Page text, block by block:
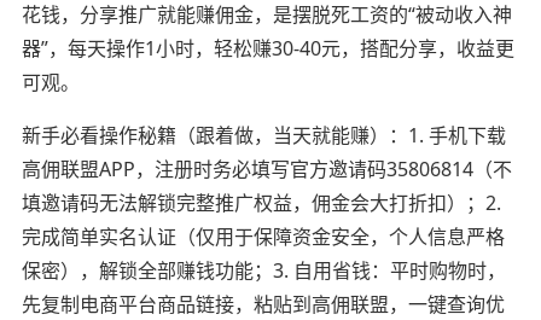
花钱，分享推广就能赚佣金，是摆脱死工资的“被动收入神
器”，每天操作1小时，轻松赚30-40元，搭配分享，收益更
可观。
新手必看操作秘籍（跟着做，当天就能赚）：1. 手机下载
高佣联盟APP，注册时务必填写官方邀请码35806814（不
填邀请码无法解锁完整推广权益，佣金会大打折扣）；2.
完成简单实名认证（仅用于保障资金安全，个人信息严格
保密），解锁全部赚钱功能；3. 自用省钱：平时购物时，
先复制电商平台商品链接，粘贴到高佣联盟，一键查询优